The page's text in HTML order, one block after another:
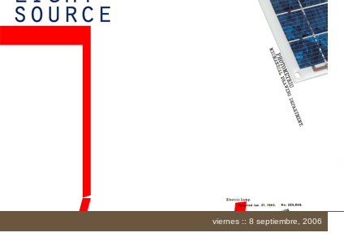
viernes :: 8 septiembre, 2006